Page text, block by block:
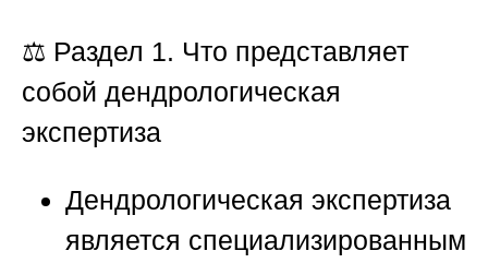
⚖️ Раздел 1. Что представляет
собой дендрологическая
экспертиза
Дендрологическая экспертиза
является специализированным